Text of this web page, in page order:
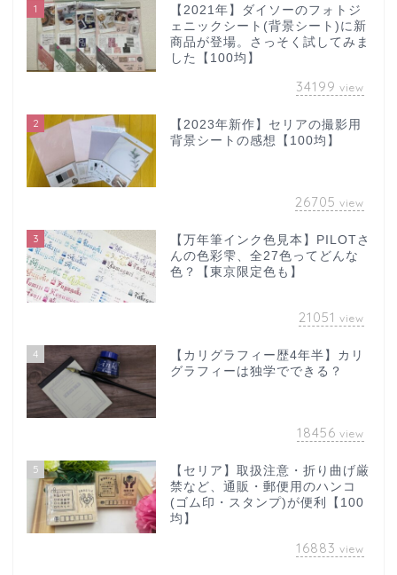
1
【2021年】ダイソーのフォトジ
ェニックシート(背景シート)に新
商品が登場。さっそく試してみま
した【100均】
34199 view
2
【2023年新作】セリアの撮影用
背景シートの感想【100均】
26705 view
3
【万年筆インク色見本】PILOTさ
んの色彩雫、全27色ってどんな
色？【東京限定色も】
21051 view
4
【カリグラフィー歴4年半】カリ
グラフィーは独学でできる？
18456 view
5
【セリア】取扱注意・折り曲げ厳
禁など、通販・郵便用のハンコ
(ゴム印・スタンプ)が便利【100
均】
16883 view